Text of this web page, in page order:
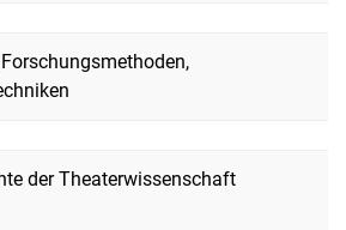
der Theaterwissenschaft